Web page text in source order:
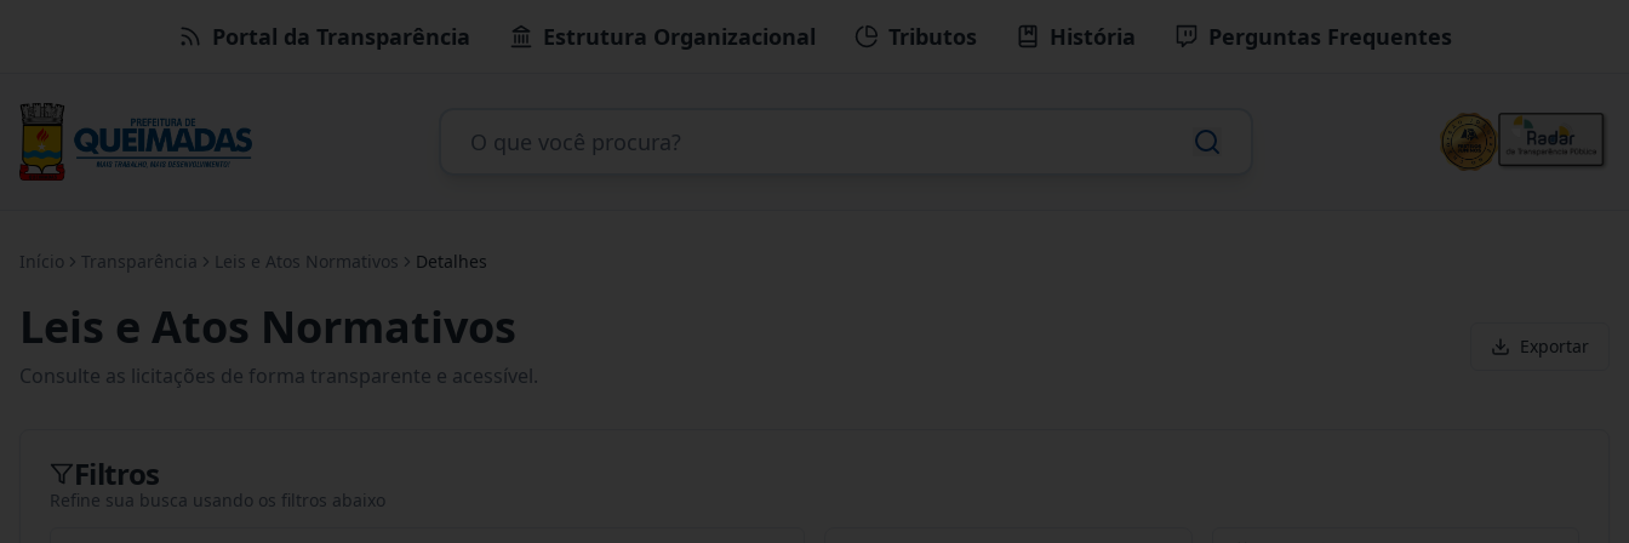
Portal da Transparência Estrutura Organizacional Tributos História Perguntas Frequentes
Início Transparência Leis e Atos Normativos Detalhes
Leis e Atos Normativos
Consulte as licitações de forma transparente e acessível.
Exportar
Filtros
Refine sua busca usando os filtros abaixo